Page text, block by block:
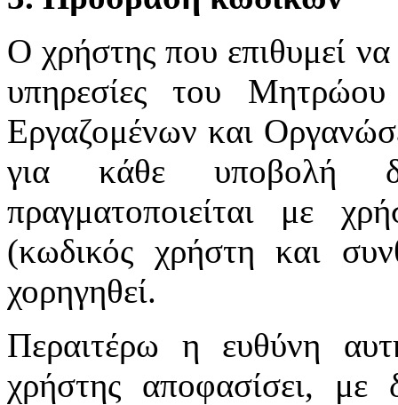
Ο χρήστης που επιθυμεί να
υπηρεσίες του Μητρώου
Εργαζομένων και
για κάθε υποβολή
πραγματοποιείται με
(κωδικός χρήστη και
χορηγηθεί.
Περαιτέρω η ευθύνη
χρήστης αποφασίσει, με